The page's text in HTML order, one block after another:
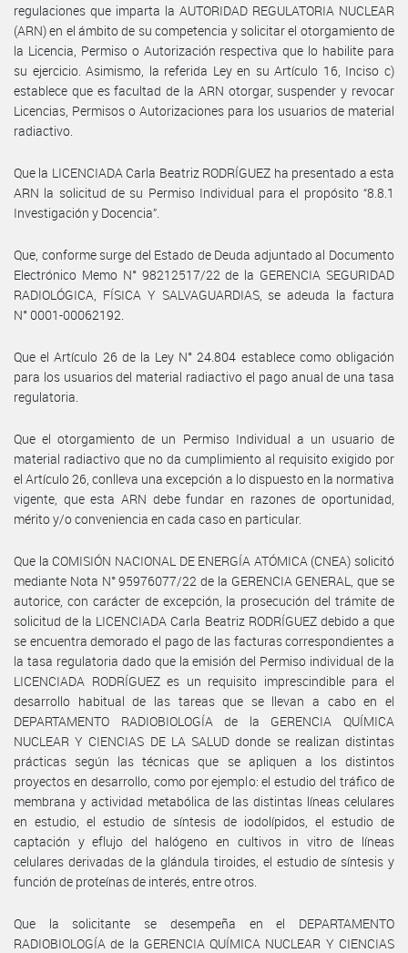
regulaciones que imparta la AUTORIDAD REGULATORIA NUCLEAR
(ARN) en el ámbito de su competencia y solicitar el otorgamiento de
la Licencia, Permiso o Autorización respectiva que lo habilite para
su ejercicio. Asimismo, la referida Ley en su Artículo 16, Inciso c)
establece que es facultad de la ARN otorgar, suspender y revocar
Licencias, Permisos o Autorizaciones para los usuarios de material
radiactivo.
Que la LICENCIADA Carla Beatriz RODRÍGUEZ ha presentado a esta
ARN la solicitud de su Permiso Individual para el propósito “8.8.1
Investigación y Docencia”.
Que, conforme surge del Estado de Deuda adjuntado al Documento
Electrónico Memo N° 98212517/22 de la GERENCIA SEGURIDAD
RADIOLÓGICA, FÍSICA Y SALVAGUARDIAS, se adeuda la factura
N° 0001-00062192.
Que el Artículo 26 de la Ley N° 24.804 establece como obligación
para los usuarios del material radiactivo el pago anual de una tasa
regulatoria.
Que el otorgamiento de un Permiso Individual a un usuario de
material radiactivo que no da cumplimiento al requisito exigido por
el Artículo 26, conlleva una excepción a lo dispuesto en la normativa
vigente, que esta ARN debe fundar en razones de oportunidad,
mérito y/o conveniencia en cada caso en particular.
Que la COMISIÓN NACIONAL DE ENERGÍA ATÓMICA (CNEA) solicitó
mediante Nota N° 95976077/22 de la GERENCIA GENERAL, que se
autorice, con carácter de excepción, la prosecución del trámite de
solicitud de la LICENCIADA Carla Beatriz RODRÍGUEZ debido a que
se encuentra demorado el pago de las facturas correspondientes a
la tasa regulatoria dado que la emisión del Permiso individual de la
LICENCIADA RODRÍGUEZ es un requisito imprescindible para el
desarrollo habitual de las tareas que se llevan a cabo en el
DEPARTAMENTO RADIOBIOLOGÍA de la GERENCIA QUÍMICA
NUCLEAR Y CIENCIAS DE LA SALUD donde se realizan distintas
prácticas según las técnicas que se apliquen a los distintos
proyectos en desarrollo, como por ejemplo: el estudio del tráfico de
membrana y actividad metabólica de las distintas líneas celulares
en estudio, el estudio de síntesis de iodolípidos, el estudio de
captación y eflujo del halógeno en cultivos in vitro de líneas
celulares derivadas de la glándula tiroides, el estudio de síntesis y
función de proteínas de interés, entre otros.
Que la solicitante se desempeña en el DEPARTAMENTO
RADIOBIOLOGÍA de la GERENCIA QUÍMICA NUCLEAR Y CIENCIAS